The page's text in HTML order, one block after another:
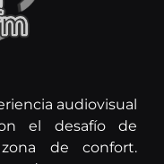
audiovisual
el desafío de
de confort.